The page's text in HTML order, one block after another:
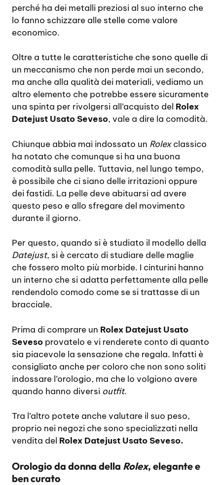
perché ha dei metalli preziosi al suo interno che
lo fanno schizzare alle stelle come valore
economico.
Oltre a tutte le caratteristiche che sono quelle di
un meccanismo che non perde mai un secondo,
ma anche alla qualità dei materiali, vediamo un
altro elemento che potrebbe essere sicuramente
una spinta per rivolgersi all’acquisto del Rolex
Datejust Usato Seveso, vale a dire la comodità.
Chiunque abbia mai indossato un Rolexclassico
ha notato che comunque si ha una buona
comodità sulla pelle. Tuttavia, nel lungo tempo,
è possibile che ci siano delle irritazioni oppure
dei fastidi. La pelle deve abituarsi ad avere
questo peso e allo sfregare del movimento
durante il giorno.
Per questo, quando si è studiato il modello della
Datejust, si è cercato di studiare delle maglie
che fossero molto più morbide. I cinturini hanno
un interno che si adatta perfettamente alla pelle
rendendolo comodo come se si trattasse di un
bracciale.
Prima di comprare un Rolex Datejust Usato
Seveso provatelo e vi renderete conto di quanto
sia piacevole la sensazione che regala. Infatti è
consigliato anche per coloro che non sono soliti
indossare l’orologio, ma che lo volgiono avere
quando hanno diversi outfit.
Tra l’altro potete anche valutare il suo peso,
proprio nei negozi che sono specializzati nella
vendita del Rolex Datejust Usato Seveso.
Orologio da donna della Rolex, elegante e
ben curato